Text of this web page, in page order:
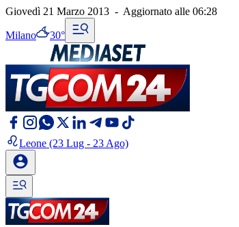
Giovedì 21 Marzo 2013 - Aggiornato alle 06:28
Milano 30°
Leone (23 Lug - 23 Ago)